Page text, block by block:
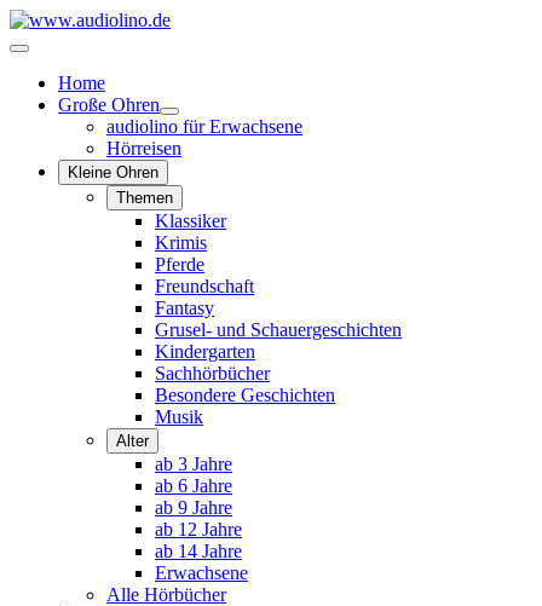
Home
Große Ohren
audiolino für Erwachsene
Hörreisen
Kleine Ohren
Themen
Klassiker
Krimis
Pferde
Freundschaft
Fantasy
Grusel- und Schauergeschichten
Kindergarten
Sachhörbücher
Besondere Geschichten
Musik
Alter
ab 3 Jahre
ab 6 Jahre
ab 9 Jahre
ab 12 Jahre
ab 14 Jahre
Erwachsene
Alle Hörbücher